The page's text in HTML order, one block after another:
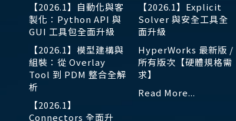
【2026.1】自動化與客
製化：Python API 與
GUI 工具包全面升級
【2026.1】模型建構與
組裝：從 Overlay
Tool 到 PDM 整合全解
析
【2026.1】
Connectors 全面升
【2026.1】Explicit
Solver 與安全工具全
面升級
HyperWorks 最新版 /
所有版次【硬體規格需
求】
Read More...